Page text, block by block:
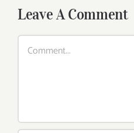
Leave A Comment
Comment